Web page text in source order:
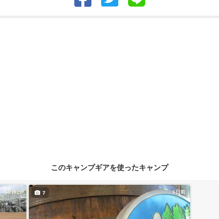
このキャンプギアを使ったキャンプ
7月5日 6日前
7